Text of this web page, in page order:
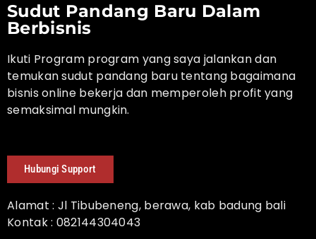
Sudut Pandang Baru Dalam
Berbisnis
Ikuti Program program yang saya jalankan dan
temukan sudut pandang baru tentang bagaimana
bisnis online bekerja dan memperoleh profit yang
semaksimal mungkin.
Hubungi Support
Alamat : Jl Tibubeneng, berawa, kab badung bali
Kontak : 082144304043